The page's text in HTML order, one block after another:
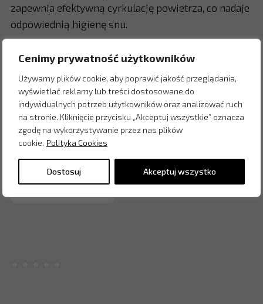
Cenimy prywatność użytkowników
Używamy plików cookie, aby poprawić jakość przeglądania,
wyświetlać reklamy lub treści dostosowane do
indywidualnych potrzeb użytkowników oraz analizować ruch
na stronie. Kliknięcie przycisku „Akceptuj wszystkie” oznacza
zgodę na wykorzystywanie przez nas plików
cookie. Polityka Cookies
Dostosuj Akceptuj wszystko
zapewnia efektywną cyrkulację powietrza, co nadaje
odpowiednią higienę snu.
Zapytaj o cenę w salonie: